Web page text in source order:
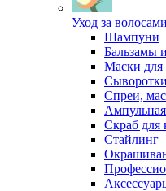
Уход за волосами
Шампуни
Бальзамы
Маски для
Спреи,
Скраб для
Стайлинг